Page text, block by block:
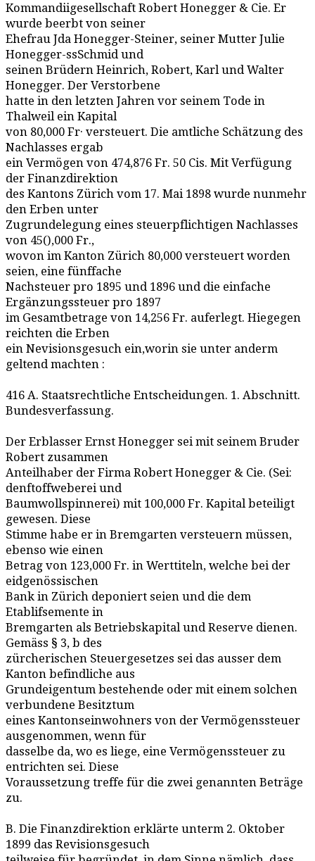
Kommandiigesellschaft Robert Honegger & Cie. Er
wurde beerbt von seiner
Ehefrau Jda Honegger-Steiner, seiner Mutter Julie
Honegger-ssSchmid und
seinen Brüdern Heinrich, Robert, Karl und Walter
Honegger. Der Verstorbene
hatte in den letzten Jahren vor seinem Tode in
Thalweil ein Kapital
von 80,000 Fr· versteuert. Die amtliche Schätzung des
Nachlasses ergab
ein Vermögen von 474,876 Fr. 50 Cis. Mit Verfügung
der Finanzdirektion
des Kantons Zürich vom 17. Mai 1898 wurde nunmehr
den Erben unter
Zugrundelegung eines steuerpflichtigen Nachlasses
von 45(),000 Fr.,
wovon im Kanton Zürich 80,000 versteuert worden
seien, eine fünffache
Nachsteuer pro 1895 und 1896 und die einfache
Ergänzungssteuer pro 1897
im Gesamtbetrage von 14,256 Fr. auferlegt. Hiegegen
reichten die Erben
ein Nevisionsgesuch ein,worin sie unter anderm
geltend machten :
416 A. Staatsrechtliche Entscheidungen. 1. Abschnitt.
Bundesverfassung.
Der Erblasser Ernst Honegger sei mit seinem Bruder
Robert zusammen
Anteilhaber der Firma Robert Honegger & Cie. (Sei:
denftoffweberei und
Baumwollspinnerei) mit 100,000 Fr. Kapital beteiligt
gewesen. Diese
Stimme habe er in Bremgarten versteuern müssen,
ebenso wie einen
Betrag von 123,000 Fr. in Werttiteln, welche bei der
eidgenössischen
Bank in Zürich deponiert seien und die dem
Etablifsemente in
Bremgarten als Betriebskapital und Reserve dienen.
Gemäss § 3, b des
zürcherischen Steuergesetzes sei das ausser dem
Kanton befindliche aus
Grundeigentum bestehende oder mit einem solchen
verbundene Besitztum
eines Kantonseinwohners von der Vermögenssteuer
ausgenommen, wenn für
dasselbe da, wo es liege, eine Vermögenssteuer zu
entrichten sei. Diese
Voraussetzung treffe für die zwei genannten Beträge
zu.
B. Die Finanzdirektion erklärte unterm 2. Oktober
1899 das Revisionsgesuch